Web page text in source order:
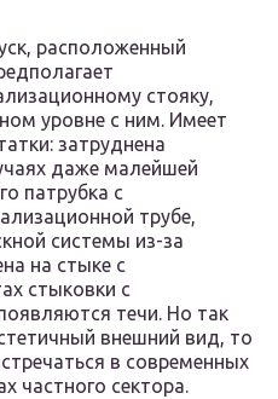
расположенный
стояку,
уровне с ним. Имеет
затруднена
даже малейшей
патрубка с
трубе,
системы из-за
на стыке с
стыковки с
течи. Но так
внешний вид, то
в современных
частного сектора.